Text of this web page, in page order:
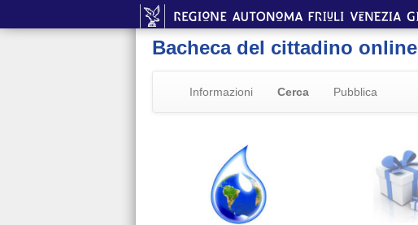
Bacheca del cittadino online
Informazioni Cerca Pubblica